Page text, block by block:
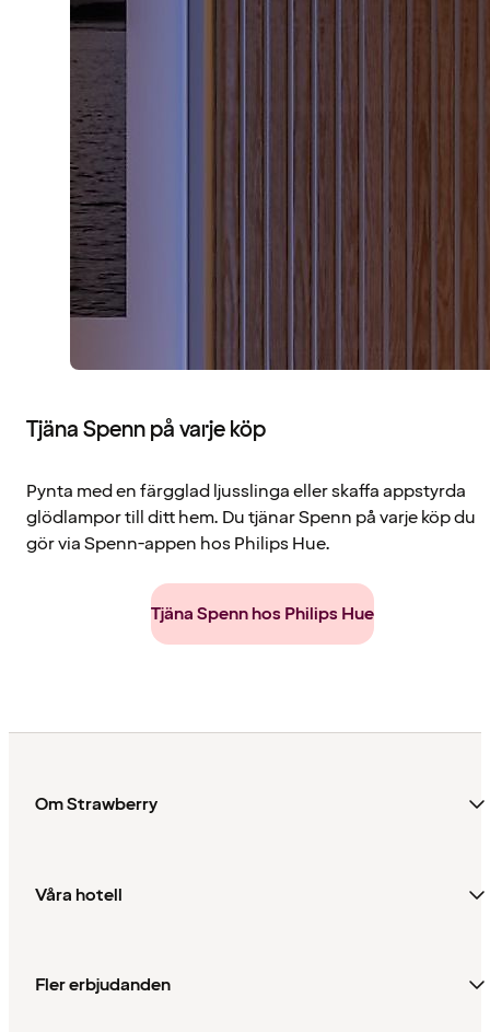
Tjäna Spenn på varje köp
Pynta med en färgglad ljusslinga eller skaffa appstyrda
glödlampor till ditt hem. Du tjänar Spenn på varje köp du
gör via Spenn-appen hos Philips Hue.
Tjäna Spenn hos Philips Hue
Om Strawberry
Våra hotell
Fler erbjudanden